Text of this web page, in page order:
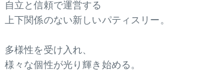
自立と信頼で運営する
上下関係のない新しいパティスリー。
多様性を受け入れ、
様々な個性が光り輝き始める。